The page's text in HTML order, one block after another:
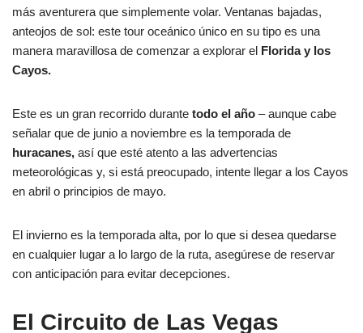
más aventurera que simplemente volar. Ventanas bajadas,
anteojos de sol: este tour oceánico único en su tipo es una
manera maravillosa de comenzar a explorar el Florida y los
Cayos.
Este es un gran recorrido durante todo el año – aunque cabe
señalar que de junio a noviembre es la temporada de
huracanes, así que esté atento a las advertencias
meteorológicas y, si está preocupado, intente llegar a los Cayos
en abril o principios de mayo.
El invierno es la temporada alta, por lo que si desea quedarse
en cualquier lugar a lo largo de la ruta, asegúrese de reservar
con anticipación para evitar decepciones.
El Circuito de Las Vegas